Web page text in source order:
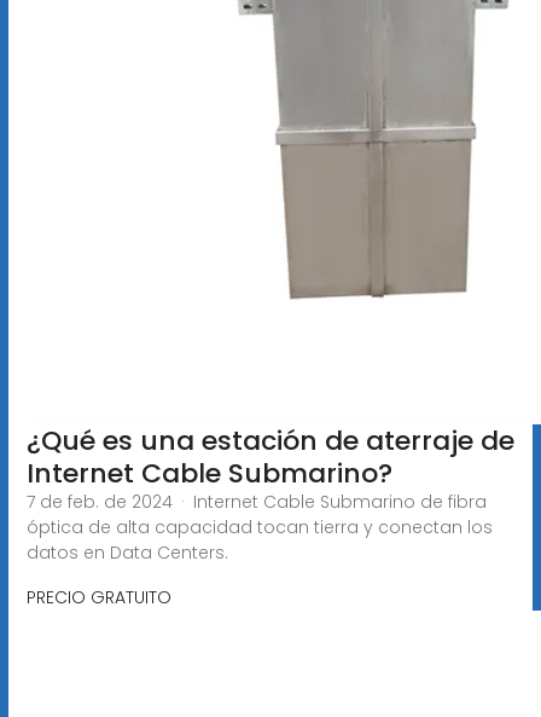
¿Qué es una estación de aterraje de
Internet Cable Submarino?
7 de feb. de 2024 · Internet Cable Submarino de fibra
óptica de alta capacidad tocan tierra y conectan los
datos en Data Centers.
PRECIO GRATUITO